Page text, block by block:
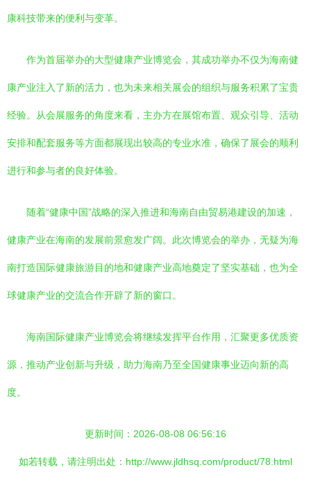
康科技带来的便利与变革。
作为首届举办的大型健康产业博览会，其成功举办不仅为海南健
康产业注入了新的活力，也为未来相关展会的组织与服务积累了宝贵
经验。从会展服务的角度来看，主办方在展馆布置、观众引导、活动
安排和配套服务等方面都展现出较高的专业水准，确保了展会的顺利
进行和参与者的良好体验。
随着“健康中国”战略的深入推进和海南自由贸易港建设的加速，
健康产业在海南的发展前景愈发广阔。此次博览会的举办，无疑为海
南打造国际健康旅游目的地和健康产业高地奠定了坚实基础，也为全
球健康产业的交流合作开辟了新的窗口。
海南国际健康产业博览会将继续发挥平台作用，汇聚更多优质资
源，推动产业创新与升级，助力海南乃至全国健康事业迈向新的高
度。
更新时间：2026-08-08 06:56:16
如若转载，请注明出处：http://www.jldhsq.com/product/78.html